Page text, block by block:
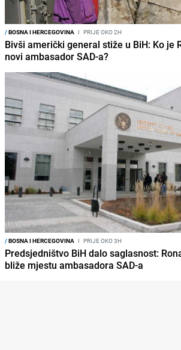
/BOSNA I HERCEGOVINA I PRIJE OKO 2H
Bivši američki general stiže u BiH: Ko je
novi ambasador SAD-a?
/BOSNA I HERCEGOVINA I PRIJE OKO 3H
Predsjedništvo BiH dalo saglasnost:
bliže mjestu ambasadora SAD-a